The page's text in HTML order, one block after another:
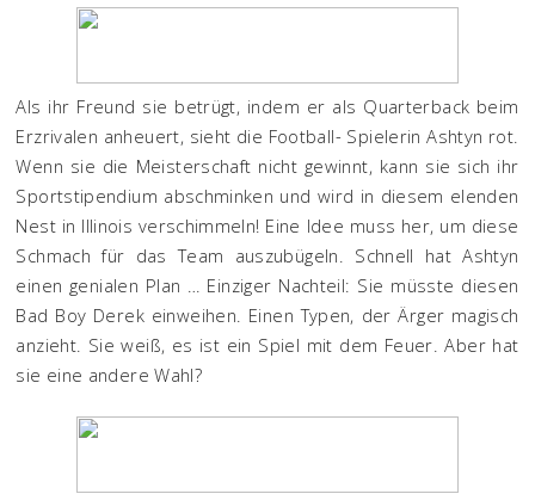
Als ihr Freund sie betrügt, indem er als Quarterback beim
Erzrivalen anheuert, sieht die Football- Spielerin Ashtyn rot.
Wenn sie die Meisterschaft nicht gewinnt, kann sie sich ihr
Sportstipendium abschminken und wird in diesem elenden
Nest in Illinois verschimmeln! Eine Idee muss her, um diese
Schmach für das Team auszubügeln. Schnell hat Ashtyn
einen genialen Plan … Einziger Nachteil: Sie müsste diesen
Bad Boy Derek einweihen. Einen Typen, der Ärger magisch
anzieht. Sie weiß, es ist ein Spiel mit dem Feuer. Aber hat
sie eine andere Wahl?